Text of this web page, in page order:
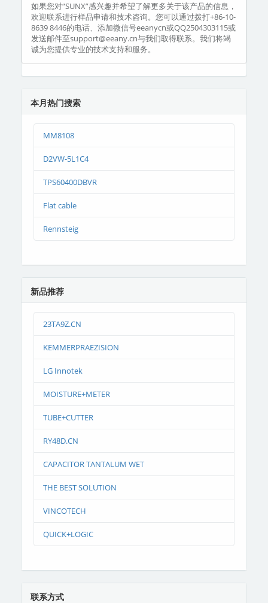
如果您对“SUNX”感兴趣并希望了解更多关于该产品的信息，
欢迎联系进行样品申请和技术咨询。您可以通过拨打+86-10-
8639 8446的电话、添加微信号eeanycn或QQ2504303115或
发送邮件至support@eeany.cn与我们取得联系。我们将竭
诚为您提供专业的技术支持和服务。
本月热门搜索
MM8108
D2VW-5L1C4
TPS60400DBVR
Flat cable
Rennsteig
新品推荐
23TA9Z.CN
KEMMERPRAEZISION
LG Innotek
MOISTURE+METER
TUBE+CUTTER
RY48D.CN
CAPACITOR TANTALUM WET
THE BEST SOLUTION
VINCOTECH
QUICK+LOGIC
联系方式